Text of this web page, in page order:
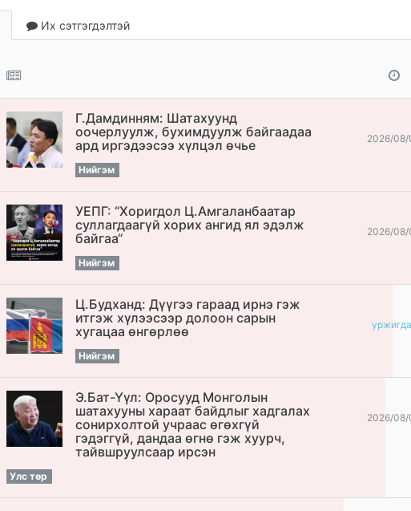
Их сэтгэгдэлтэй
Г.Дамдинням: Шатахуунд
оочерлуулж, бухимдуулж байгаадаа
ард иргэдээсээ хүлцэл өчье
Нийгэм
2026/08/
УЕПГ: “Хоригдол Ц.Амгаланбаатар
cуллагдаагүй хорих ангид ял эдэлж
байгаа“
Нийгэм
2026/08/
Ц.Будханд: Дүүгээ гараад ирнэ гэж
итгэж хүлээсээр долоон сарын
хугацаа өнгөрлөө
Нийгэм
Э.Бат-Үүл: Оросууд Монголын
шатахууны хараат байдлыг хадгалах
сонирхолтой учраас өгөхгүй
гэдэггүй, дандаа өгнө гэж хуурч,
тайвшруулсаар ирсэн
Улс төр
2026/08/